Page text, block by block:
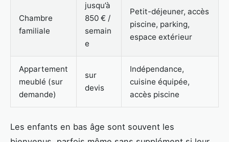
Chambre
familiale
jusqu’à
850 € /
semain
e
Petit-déjeuner, accès
piscine, parking,
espace extérieur
Appartement
meublé (sur
demande)
sur
devis
Indépendance,
cuisine équipée,
accès piscine
Les enfants en bas âge sont souvent les